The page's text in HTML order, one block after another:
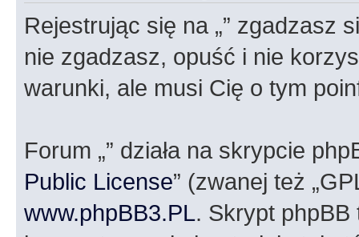
Rejestrując się na „” zgadzasz
nie zgadzasz, opuść i nie
warunki, ale musi Cię o tym
Forum „” działa na skrypcie
Public License” (zwanej też
www.phpBB3.PL. Skrypt phpBB